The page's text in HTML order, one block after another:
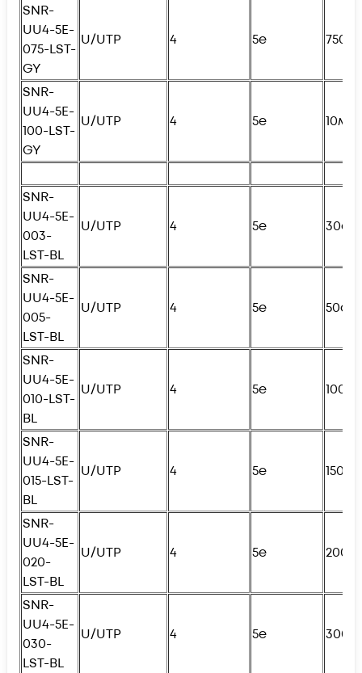
SNR-
UU4-5E-
075-LST-
GY
U/UTP 4 5e
SNR-
UU4-5E-
100-LST-
GY
U/UTP 4 5e 10м
SNR-
UU4-5E-
003-
LST-BL
U/UTP 4 5e 30см
SNR-
UU4-5E-
005-
LST-BL
U/UTP 4 5e 50см
SNR-
UU4-5E-
010-LST-
BL
U/UTP 4 5e
SNR-
UU4-5E-
015-LST-
BL
U/UTP 4 5e 150см
SNR-
UU4-5E-
020-
LST-BL
U/UTP 4 5e
SNR-
UU4-5E-
030-
LST-BL
U/UTP 4 5e